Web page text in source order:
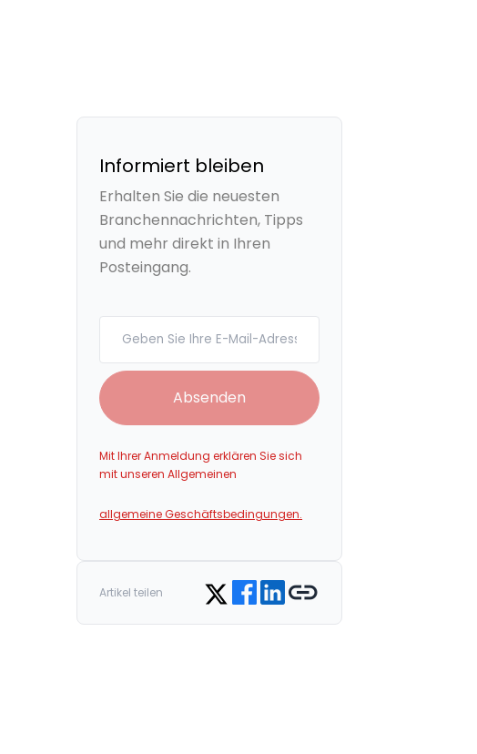
Informiert bleiben
Erhalten Sie die neuesten
Branchennachrichten, Tipps
und mehr direkt in Ihren
Posteingang.
Absenden
Mit Ihrer Anmeldung erklären Sie sich
mit unseren Allgemeinen
allgemeine Geschäftsbedingungen.
Artikel teilen Share on Twitter
Share on Facebook
Share on LinkedIn
Copy link